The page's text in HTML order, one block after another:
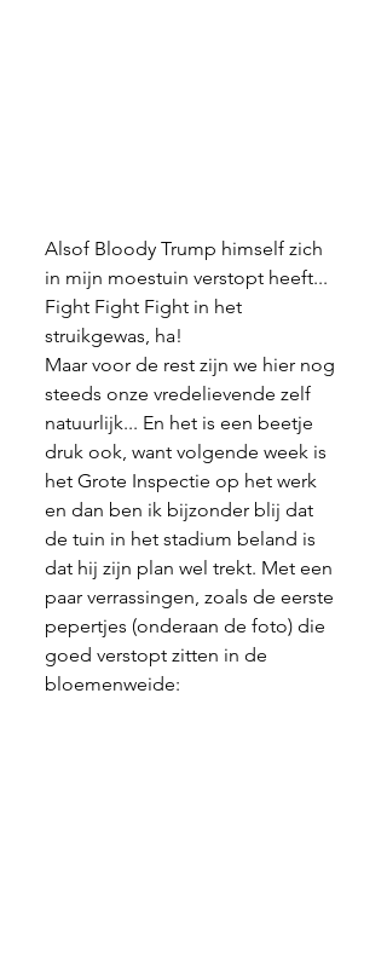
Alsof Bloody Trump himself zich
in mijn moestuin verstopt heeft...
Fight Fight Fight in het
struikgewas, ha!
Maar voor de rest zijn we hier nog
steeds onze vredelievende zelf
natuurlijk... En het is een beetje
druk ook, want volgende week is
het Grote Inspectie op het werk
en dan ben ik bijzonder blij dat
de tuin in het stadium beland is
dat hij zijn plan wel trekt. Met een
paar verrassingen, zoals de eerste
pepertjes (onderaan de foto) die
goed verstopt zitten in de
bloemenweide: